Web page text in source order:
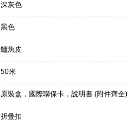
深灰色
黑色
鱷魚皮
50米
原裝盒，國際聯保卡，說明書 (附件齊全)
折疊扣